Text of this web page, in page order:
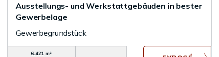
Ausstellungs- und Werkstattgebäuden in bester
Gewerbelage
Gewerbegrundstück
6.421 m²